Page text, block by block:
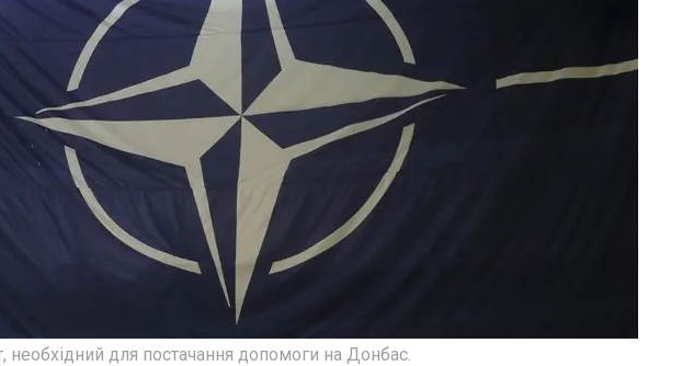
необхідний для постачання допомоги на Донбас.